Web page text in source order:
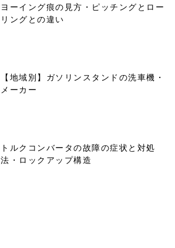
ヨーイング痕の見方・ピッチングとロー
リングとの違い
【地域別】ガソリンスタンドの洗車機・
メーカー
トルクコンバータの故障の症状と対処
法・ロックアップ構造